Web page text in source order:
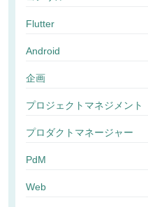
Flutter
Android
企画
プロジェクトマネジメント
プロダクトマネージャー
PdM
Web